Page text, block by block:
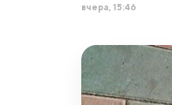
вчера, 15:46